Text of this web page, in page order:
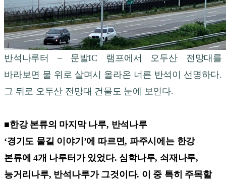
반석나루터 – 문발IC 램프에서 오두산 전망대를
바라보면 물 위로 살며시 올라온 너른 반석이 선명하다.
그 뒤로 오두산 전망대 건물도 눈에 보인다.
■한강 본류의 마지막 나루, 반석나루
‘경기도 물길 이야기’에 따르면, 파주시에는 한강
본류에 4개 나루터가 있었다. 심학나루, 쇠재나루,
능거리나루, 반석나루가 그것이다. 이 중 특히 주목할